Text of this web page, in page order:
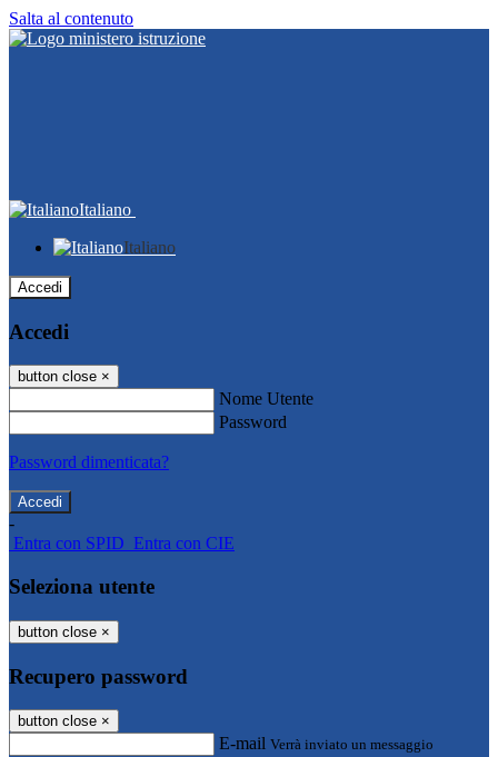
Salta al contenuto
Italiano
Italiano
Accedi
Accedi
button close ×
Nome Utente
Password
Password dimenticata?
-
Entra con SPID Entra con CIE
Seleziona utente
button close ×
Recupero password
button close ×
E-mail Verrà inviato un messaggio